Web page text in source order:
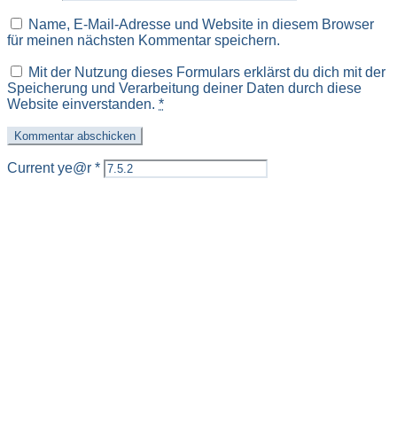
Name, E-Mail-Adresse und Website in diesem Browser
für meinen nächsten Kommentar speichern.
Mit der Nutzung dieses Formulars erklärst du dich mit der
Speicherung und Verarbeitung deiner Daten durch diese
Website einverstanden. *
Current ye@r *